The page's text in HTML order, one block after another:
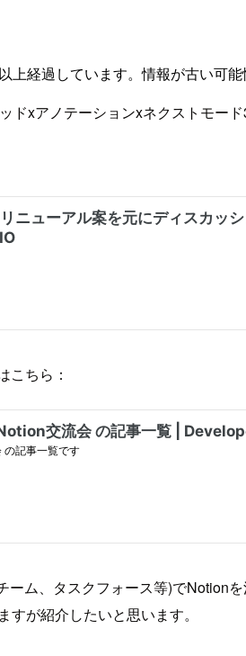
上経過しています。情報が古い可能
ドxアノテーションxネクストモー
こちら：
ーム、タスクフォース等)でNotion
が紹介したいと思います。